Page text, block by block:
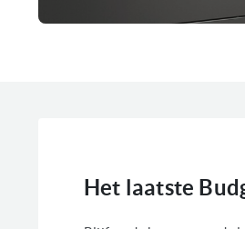
Het laatste